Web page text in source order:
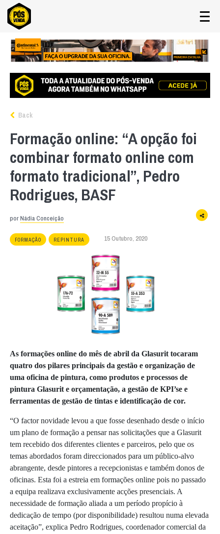
Back
Formação online: “A opção foi
combinar formato online com
formato tradicional”, Pedro
Rodrigues, BASF
porNádia Conceição
FORMAÇÃO REPINTURA 15 Outubro, 2020
As formações online do mês de abril da Glasurit tocaram
quatro dos pilares principais da gestão e organização de
uma oficina de pintura, como produtos e processos de
pintura Glasurit e orçamentação, a gestão de KPI’se e
ferramentas de gestão de tintas e identificação de cor.
“O factor novidade levou a que fosse desenhado desde o início
um plano de formação a pensar nas solicitações que a Glasurit
tem recebido dos diferentes clientes e parceiros, pelo que os
temas abordados foram direccionados para um público-alvo
abrangente, desde pintores a recepcionistas e também donos de
oficinas. Esta foi a estreia em formações online pois no passado
a equipa realizava exclusivamente acções presenciais. A
necessidade de formação aliada a um período propício à
dedicação de tempo (por disponibilidade) resultou numa elevada
aceitação”, explica Pedro Rodrigues, coordenador comercial da